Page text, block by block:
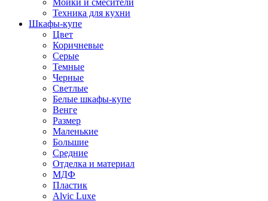
Мойки и смесители
Техника для кухни
Шкафы-купе
Цвет
Коричневые
Серые
Темные
Черные
Светлые
Белые шкафы-купе
Венге
Размер
Маленькие
Большие
Средние
Отделка и материал
МДФ
Пластик
Alvic Luxe